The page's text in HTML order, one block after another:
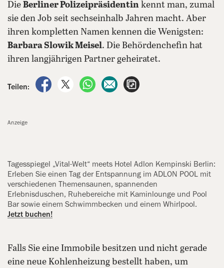
Die Berliner Polizeipräsidentin kennt man, zumal
sie den Job seit sechseinhalb Jahren macht. Aber
ihren kompletten Namen kennen die Wenigsten:
Barbara Slowik Meisel. Die Behördenchefin hat
ihren langjährigen Partner geheiratet.
Teilen:
auf Facebook teilen
auf X teilenper WhatsApp teilen
per E-Mail teilen
Anzeige
Tagesspiegel „Vital-Welt“ meets Hotel Adlon Kempinski Berlin:
Erleben Sie einen Tag der Entspannung im ADLON POOL mit
verschiedenen Themensaunen, spannenden
Erlebnisduschen, Ruhebereiche mit Kaminlounge und Pool
Bar sowie einem Schwimmbecken und einem Whirlpool.
Jetzt buchen!
Falls Sie eine Immobile besitzen und nicht gerade
eine neue Kohlenheizung bestellt haben, um